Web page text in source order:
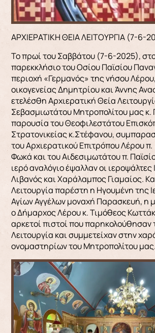
ΑΡΧΙΕΡΑΤΙΚΗ ΘΕΙΑ ΛΕΙΤΟΥΡΓΙΑ (7-6-
Το πρωί του Σαββάτου (7-6-2025),
παρεκκλήσιο του Οσίου Παϊσίου
περιοχή «Γερμανός» της νήσου
οικογενείας Δημητρίου και Άννης
ετελέσθη Αρχιερατική Θεία
Σεβασμιωτάτου Μητροπολίτου μας κ.
παρουσία του Θεοφιλεστάτου
Στρατονικείας κ.Στέφανου,
του Αρχιερατικού Επιτρόπου Λέρου
Φωκά και του Αιδεσιμωτάτου π.
ιερό αναλόγιο έψαλλαν οι ιεροψάλτες
Λιβανός και Χαράλαμπος Γιαμαίος.
Λειτουργία παρέστη η Ηγουμένη της
Αγίων Αγγέλων μοναχή Παρασκευή, η
ο Δήμαρχος Λέρου κ. Τιμόθεος
αρκετοί πιστοί που παρηκολούθησαν
Λειτουργία και συμμετείχαν στην
ονομαστηρίων του Μητροπολίτου μας.